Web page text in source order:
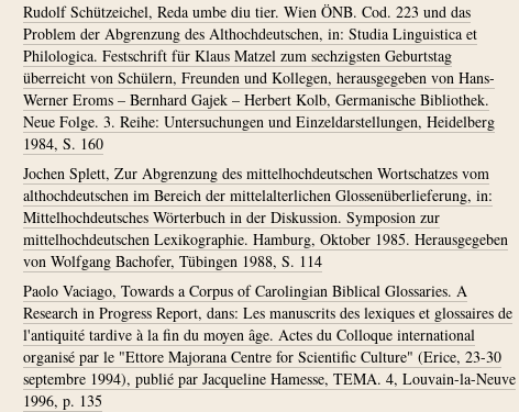
Rudolf Schützeichel, Reda umbe diu tier. Wien ÖNB. Cod. 223 und das
Problem der Abgrenzung des Althochdeutschen, in: Studia Linguistica et
Philologica. Festschrift für Klaus Matzel zum sechzigsten Geburtstag
überreicht von Schülern, Freunden und Kollegen, herausgegeben von Hans-
Werner Eroms – Bernhard Gajek – Herbert Kolb, Germanische Bibliothek.
Neue Folge. 3. Reihe: Untersuchungen und Einzeldarstellungen, Heidelberg
1984, S. 160
Jochen Splett, Zur Abgrenzung des mittelhochdeutschen Wortschatzes vom
althochdeutschen im Bereich der mittelalterlichen Glossenüberlieferung, in:
Mittelhochdeutsches Wörterbuch in der Diskussion. Symposion zur
mittelhochdeutschen Lexikographie. Hamburg, Oktober 1985. Herausgegeben
von Wolfgang Bachofer, Tübingen 1988, S. 114
Paolo Vaciago, Towards a Corpus of Carolingian Biblical Glossaries. A
Research in Progress Report, dans: Les manuscrits des lexiques et glossaires de
l'antiquité tardive à la fin du moyen âge. Actes du Colloque international
organisé par le "Ettore Majorana Centre for Scientific Culture" (Erice, 23-30
septembre 1994), publié par Jacqueline Hamesse, TEMA. 4, Louvain-la-Neuve
1996, p. 135